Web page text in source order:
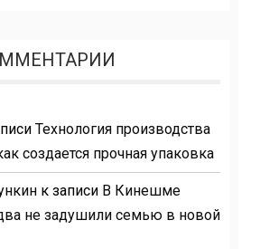
Технология производства
создается прочная упаковка
к записи В Кинешме
не задушили семью в новой